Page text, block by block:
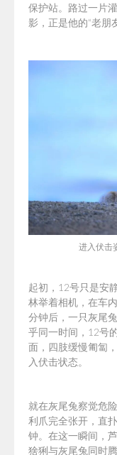
保护站。路过一片
影，正是他的“老朋
进入伏击
起初，12号只是安
林举着相机，在车
分钟后，一只灰尾
乎同一时间，12号
面，四肢缓慢匍匐
入伏击状态。
就在灰尾兔察觉危
利爪完全张开，直
钟。在这一瞬间，
猞猁与灰尾兔同时